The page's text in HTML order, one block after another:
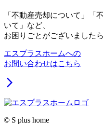
「不動産売却について」「
いて」など、
お困りごとがございました
エスプラスホームへの
お問い合わせはこちら
arrow_forward_ios
© S plus home